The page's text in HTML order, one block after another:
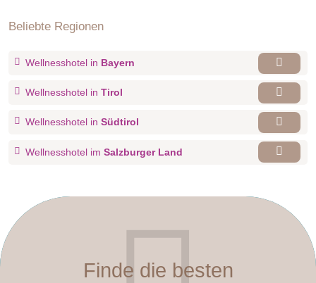
Beliebte Regionen
Wellnesshotel in Bayern
Wellnesshotel in Tirol
Wellnesshotel in Südtirol
Wellnesshotel im Salzburger Land
Finde die besten